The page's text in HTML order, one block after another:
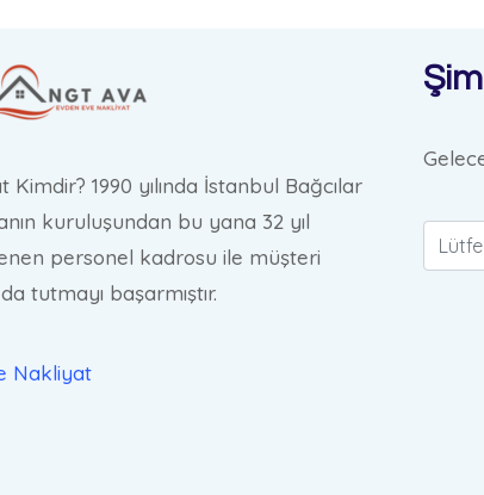
1990 yılında İstanbul Bağcılar
kuruluşundan bu yana 32 yıl
personel kadrosu ile müşteri
tutmayı başarmıştır.
Nakliyat